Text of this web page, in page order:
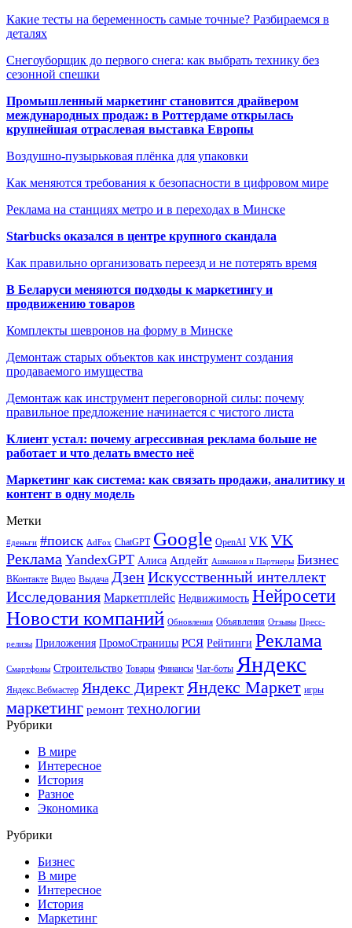
Какие тесты на беременность самые точные? Разбираемся в
деталях
Снегоуборщик до первого снега: как выбрать технику без
сезонной спешки
Промышленный маркетинг становится драйвером
международных продаж: в Роттердаме открылась
крупнейшая отраслевая выставка Европы
Воздушно-пузырьковая плёнка для упаковки
Как меняются требования к безопасности в цифровом мире
Реклама на станциях метро и в переходах в Минске
Starbucks оказался в центре крупного скандала
Как правильно организовать переезд и не потерять время
В Беларуси меняются подходы к маркетингу и
продвижению товаров
Комплекты шевронов на форму в Минске
Демонтаж старых объектов как инструмент создания
продаваемого имущества
Демонтаж как инструмент переговорной силы: почему
правильное предложение начинается с чистого листа
Клиент устал: почему агрессивная реклама больше не
работает и что делать вместо неё
Маркетинг как система: как связать продажи, аналитику и
контент в одну модель
Метки
#деньги #поиск AdFox ChatGPT Google OpenAI VK VK
Реклама YandexGPT Алиса Апдейт Ашманов и Партнеры Бизнес
ВКонтакте Видео Выдача ДзенИскусственный интеллект
Исследования Маркетплейс Недвижимость Нейросети
Новости компаний Обновления Объявления Отзывы Пресс-
релизы Приложения ПромоСтраницы РСЯ Рейтинги Реклама
Смартфоны Строительство Товары Финансы Чат-боты Яндекс
Яндекс.Вебмастер Яндекс Директ Яндекс Маркет игры
маркетинг ремонт технологии
Рубрики
В мире
Интересное
История
Разное
Экономика
Рубрики
Бизнес
В мире
Интересное
История
Маркетинг